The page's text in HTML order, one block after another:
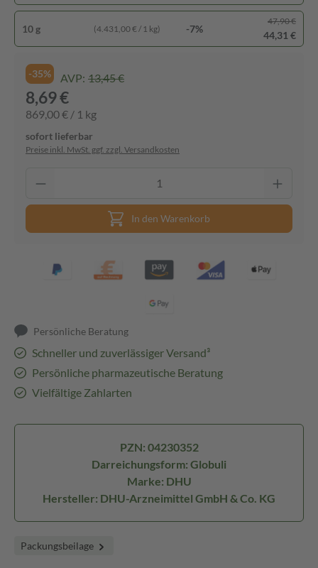
10 g (4.431,00 € / 1 kg) -7%
47,90 €
44,31 €
-35% AVP: 13,45 €
8,69 €
869,00 € / 1 kg
sofort lieferbar
Preise inkl. MwSt. ggf. zzgl. Versandkosten
In den Warenkorb
Persönliche Beratung
Schneller und zuverlässiger Versand³
Persönliche pharmazeutische Beratung
Vielfältige Zahlarten
PZN: 04230352
Darreichungsform: Globuli
Marke: DHU
Hersteller: DHU-Arzneimittel GmbH & Co. KG
Packungsbeilage